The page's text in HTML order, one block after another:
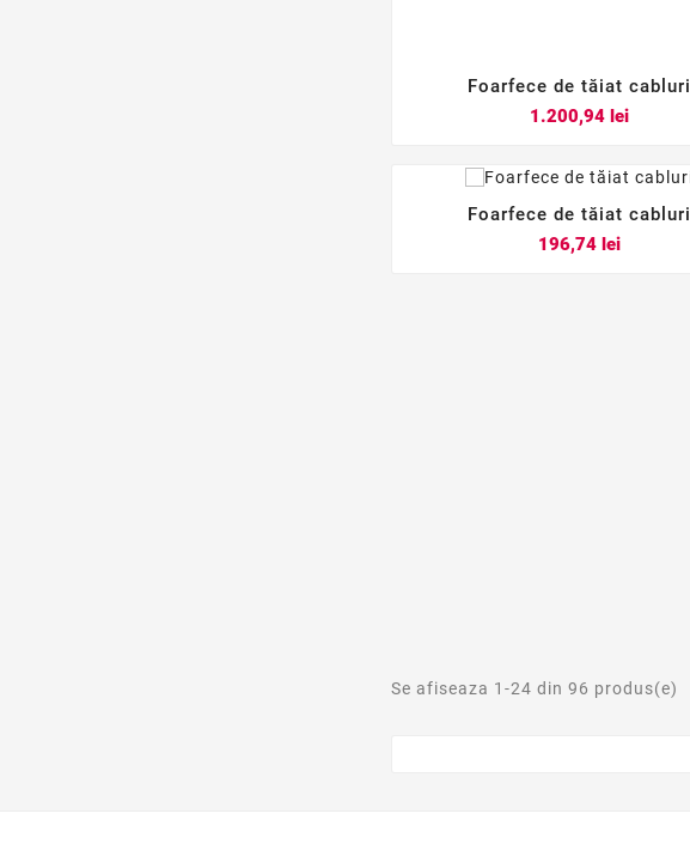
  
Foarfece de tăiat cabluri
1.200,94 leiPret

Foarfece de tăiat cabluri
196,74 leiPret
Se afiseaza 1-24 din 96 produs(e)